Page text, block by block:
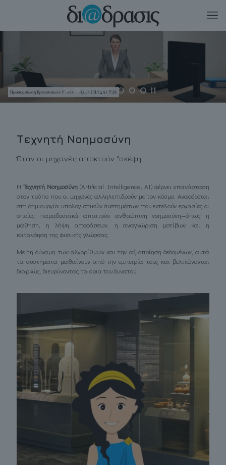
Προσομοίωση Εργασιακών Συνεντεύξεων | ΠΑΔΑ | 2024
Τεχνητή Νοημοσύνη
Όταν οι μηχανές αποκτούν "σκέψη"
Η Τεχνητή Νοημοσύνη (Artificial Intelligence, AI) φέρνει επανάσταση
στον τρόπο που οι μηχανές αλληλεπιδρούν με τον κόσμο. Αναφέρεται
στη δημιουργία υπολογιστικών συστημάτων που εκτελούν εργασίες οι
οποίες παραδοσιακά απαιτούν ανθρώπινη νοημοσύνη—όπως η
μάθηση, η λήψη αποφάσεων, η αναγνώριση μοτίβων και η
κατανόηση της φυσικής γλώσσας.
Με τη δύναμη των αλγορίθμων και την αξιοποίηση δεδομένων, αυτά
τα συστήματα μαθαίνουν από την εμπειρία τους και βελτιώνονται
διαρκώς, διευρύνοντας τα όρια του δυνατού.